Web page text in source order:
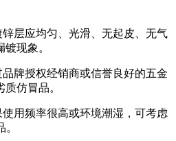
层应均匀、光滑、无起皮、无气
现象。
牌授权经销商或信誉良好的五金
仿冒品。
用频率很高或环境潮湿，可考虑